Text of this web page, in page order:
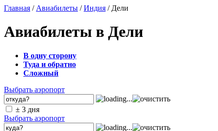
Главная / Авиабилеты /Индия / Дели
Авиабилеты в Дели
В одну сторону
Туда и обратно
Сложный
Выбрать аэропорт
± 3 дня
Выбрать аэропорт